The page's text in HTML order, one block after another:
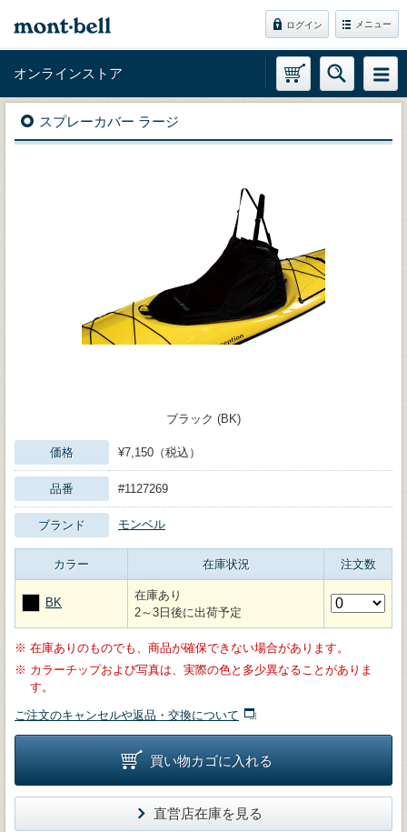
ログイン メニュー
オンラインストア
スプレーカバー ラージ
ブラック (BK)
価格 ¥7,150（税込）
品番 #1127269
ブランド モンベル
カラー 在庫状況 注文数
BK
在庫あり
2～3日後に出荷予定
※ 在庫ありのものでも、商品が確保できない場合があります。
※ カラーチップおよび写真は、実際の色と多少異なることがありま
す。
ご注文のキャンセルや返品・交換について
買い物カゴに入れる
直営店在庫を見る